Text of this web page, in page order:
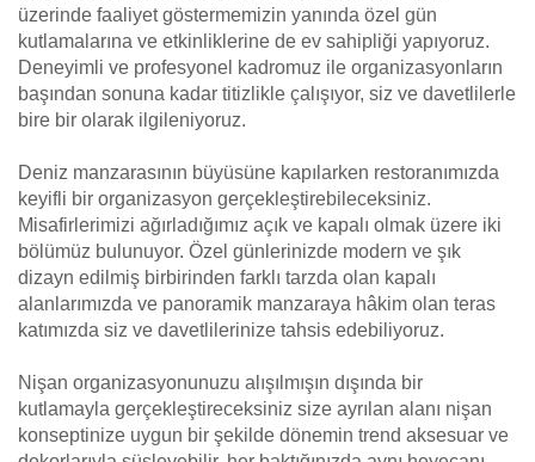
üzerinde faaliyet göstermemizin yanında özel gün
kutlamalarına ve etkinliklerine de ev sahipliği yapıyoruz.
Deneyimli ve profesyonel kadromuz ile organizasyonların
başından sonuna kadar titizlikle çalışıyor, siz ve davetlilerle
bire bir olarak ilgileniyoruz.
Deniz manzarasının büyüsüne kapılarken restoranımızda
keyifli bir organizasyon gerçekleştirebileceksiniz.
Misafirlerimizi ağırladığımız açık ve kapalı olmak üzere iki
bölümüz bulunuyor. Özel günlerinizde modern ve şık
dizayn edilmiş birbirinden farklı tarzda olan kapalı
alanlarımızda ve panoramik manzaraya hâkim olan teras
katımızda siz ve davetlilerinize tahsis edebiliyoruz.
Nişan organizasyonunuzu alışılmışın dışında bir
kutlamayla gerçekleştireceksiniz size ayrılan alanı nişan
konseptinize uygun bir şekilde dönemin trend aksesuar ve